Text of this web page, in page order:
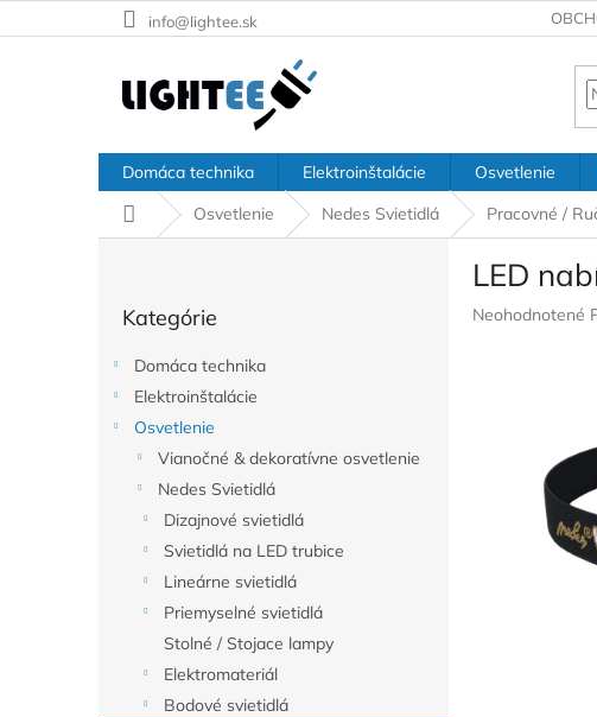
na
info@lightee.sk
Domáca technika Elektroinštalácie Osvetlenie
DomovOsvetlenie Nedes Svietidlá Pracovné /
kategórie
Kategórie
Domáca technika
Elektroinštalácie
Osvetlenie
Vianočné & dekoratívne osvetlenie
Nedes Svietidlá
Dizajnové svietidlá
Svietidlá na LED trubice
Lineárne svietidlá
Priemyselné svietidlá
Stolné / Stojace lampy
Elektromateriál
Bodové svietidlá
LED
Priemerné
hviezdičiek.
Neohodnotené